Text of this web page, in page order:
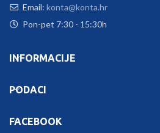
Email: konta@konta.hr
Pon-pet 7:30 - 15:30h
INFORMACIJE
PODACI
FACEBOOK